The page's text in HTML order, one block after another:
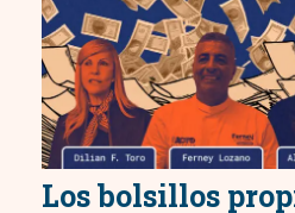
Los bolsillos